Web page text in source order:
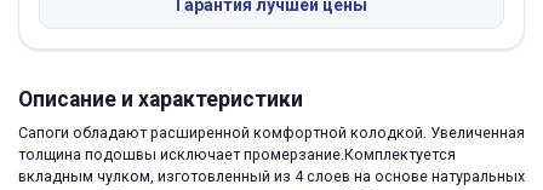
Гарантия лучшей цены
Описание и характеристики
Сапоги обладают расширенной комфортной колодкой. Увеличенная
толщина подошвы исключает промерзание.Комплектуется
вкладным чулком, изготовленный из 4 слоев на основе натуральных